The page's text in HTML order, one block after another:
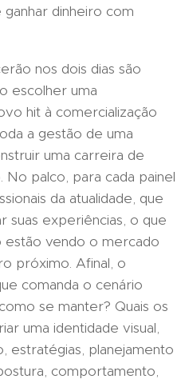
dinheiro com
nos dois dias são
escolher uma
hit à comercialização
a gestão de uma
uma carreira de
No palco, para cada painel
da atualidade, que
suas experiências, o que
vendo o mercado
próximo. Afinal, o
comanda o cenário
se manter? Quais os
uma identidade visual,
estratégias, planejamento
comportamento,